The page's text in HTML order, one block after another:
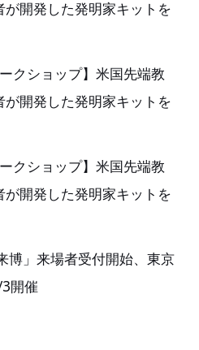
開発した発明家キットを
クショップ】米国先端教
開発した発明家キットを
クショップ】米国先端教
開発した発明家キットを
博」来場者受付開始、東京
開催